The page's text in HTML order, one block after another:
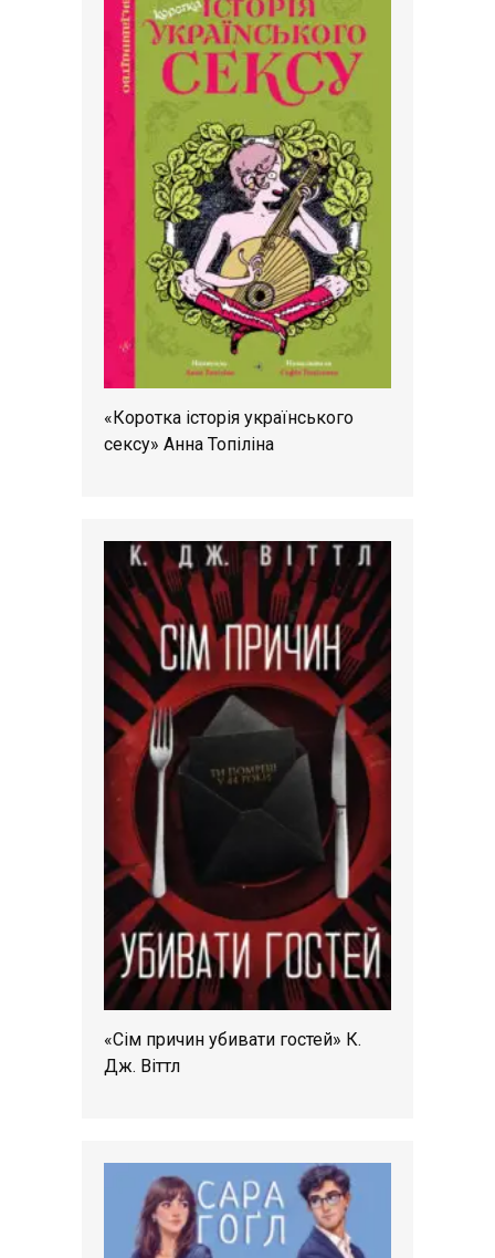
«Коротка історія українського
сексу» Анна Топіліна
«Сім причин убивати гостей» К.
Дж. Віттл